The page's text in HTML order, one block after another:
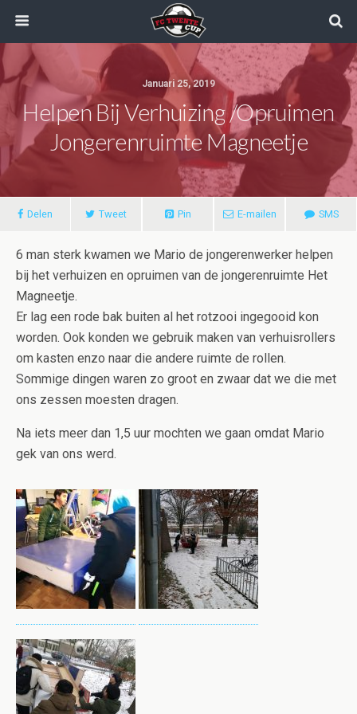
Januari 25, 2019
Helpen Bij Verhuizing /opruimen
Jongerenruimte Magneetje
Delen Tweet Pin E-mailen SMS
6 man sterk kwamen we Mario de jongerenwerker helpen
bij het verhuizen en opruimen van de jongerenruimte Het
Magneetje.
Er lag een rode bak buiten al het rotzooi ingegooid kon
worden. Ook konden we gebruik maken van verhuisrollers
om kasten enzo naar die andere ruimte de rollen.
Sommige dingen waren zo groot en zwaar dat we die met
ons zessen moesten dragen.
Na iets meer dan 1,5 uur mochten we gaan omdat Mario
gek van ons werd.